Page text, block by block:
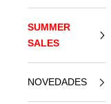
SUMMER
SALES
NOVEDADES